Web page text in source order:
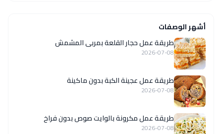
أشهر الوصفات
طريقة عمل حجار القلعة بمربى المشمش
2026-07-08
طريقة عمل عجينة الكبة بدون ماكينة
2026-07-08
طريقة عمل مكرونة بالوايت صوص بدون فراخ
2026-07-08